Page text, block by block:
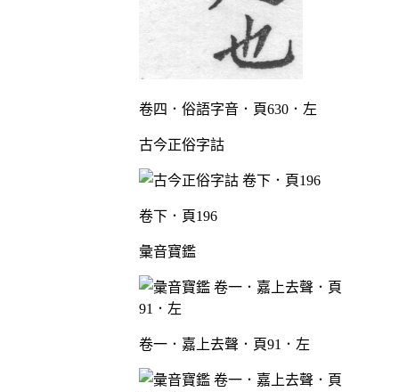
卷四．俗語字音．頁630．左
古今正俗字詁
卷下．頁196
彙音寶鑑
卷一．嘉上去聲．頁91．左